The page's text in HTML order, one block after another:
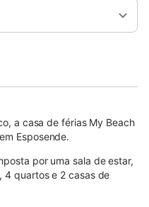
a casa de férias My Beach
Esposende.
por uma sala de estar,
4 quartos e 2 casas de